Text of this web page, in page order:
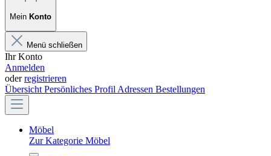
Mein Konto
Menü schließen
Ihr Konto
Anmelden
oderregistrieren
Übersicht Persönliches Profil Adressen Bestellungen
Möbel
Zur Kategorie Möbel